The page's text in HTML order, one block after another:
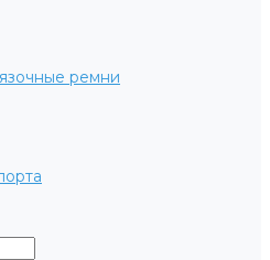
ремни